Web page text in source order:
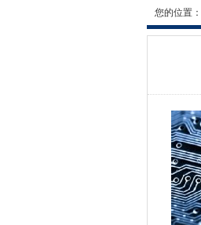
您的位置：